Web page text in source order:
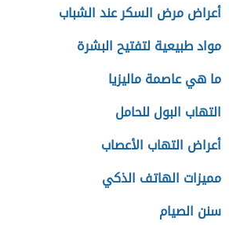
أعراض مرض السكر عند الشباب
مواد طبيعية لتفتيح البشرة
ما هي عاصمة ماليزيا
التهاب البول للحامل
أعراض التهاب الأعصاب
مميزات الهاتف الذكي
سنن الصيام